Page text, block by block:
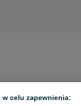
w celu zapewnienia: